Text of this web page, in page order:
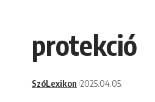
protekció
SzóLexikon 2025.04.05.